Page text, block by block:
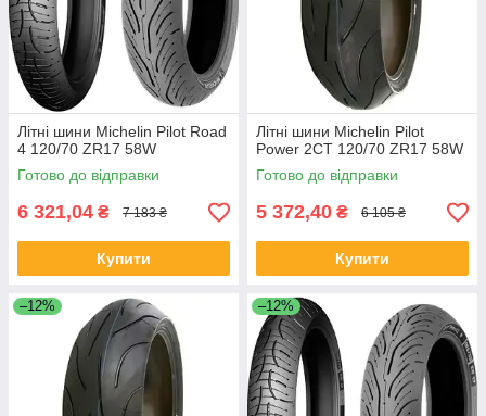
Літні шини Michelin Pilot Road
4 120/70 ZR17 58W
Готово до відправки
6 321,04 ₴ 7 183 ₴
Купити
Літні шини Michelin Pilot
Power 2CT 120/70 ZR17 58W
Готово до відправки
5 372,40 ₴ 6 105 ₴
Купити
–12% –12%